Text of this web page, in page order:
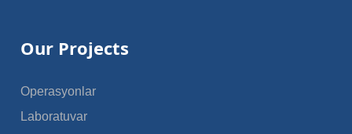
Our Projects
Operasyonlar
Laboratuvar